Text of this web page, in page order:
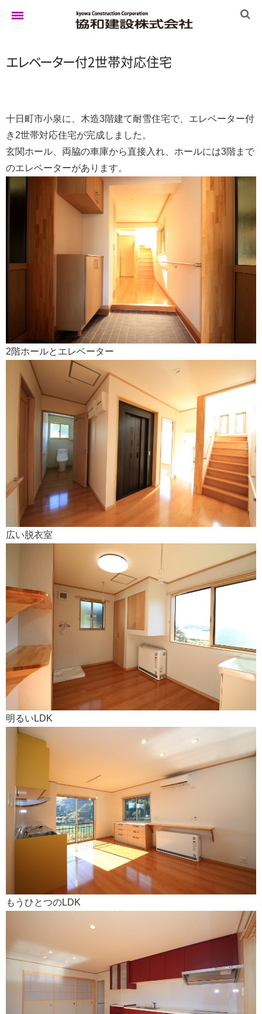
ホーム
実例集
エレベーター付2世帯対応住宅
十日町市小泉に、木造3階建て耐雪住宅で、エレベーター付
き2世帯対応住宅が完成しました。
玄関ホール、両脇の車庫から直接入れ、ホールには3階まで
のエレベーターがあります。
2階ホールとエレベーター
広い脱衣室
明るいLDK
もうひとつのLDK